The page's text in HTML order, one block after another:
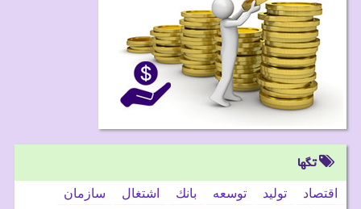
تگها
اقتصاد تولید توسعه بانك اشتغال
سازمان